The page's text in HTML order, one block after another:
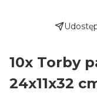
10x Torby
24x11x32